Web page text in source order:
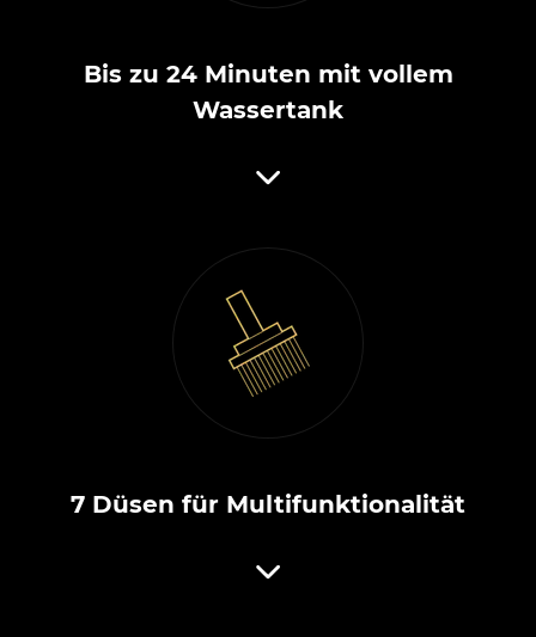
Bis zu 24 Minuten mit vollem
Wassertank
7 Düsen für Multifunktionalität